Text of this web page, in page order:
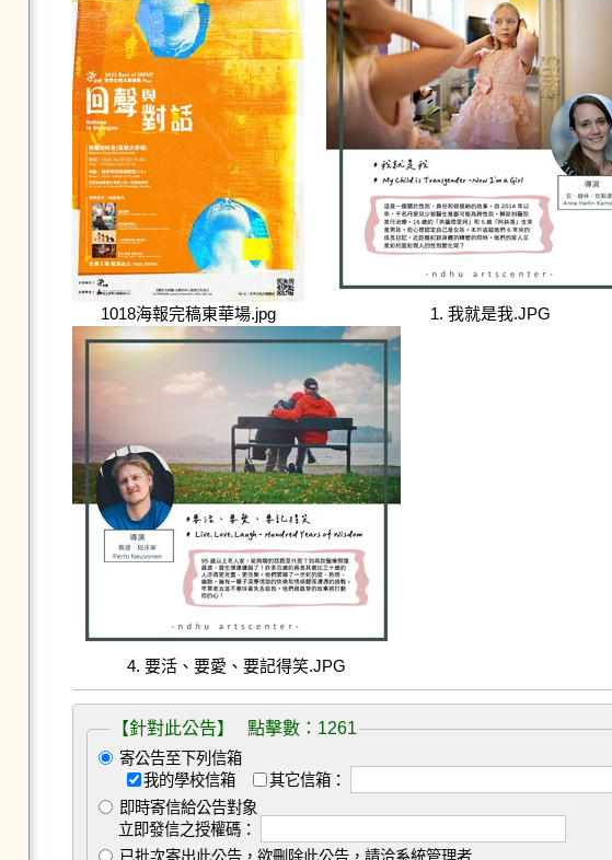
1018海報完稿東華場.jpg 1. 我就是我.JPG
4. 要活、要愛、要記得笑.JPG
【針對此公告】 點擊數：1261
寄公告至下列信箱
我的學校信箱
其它信箱：
即時寄信給公告對象
立即發信之授權碼：